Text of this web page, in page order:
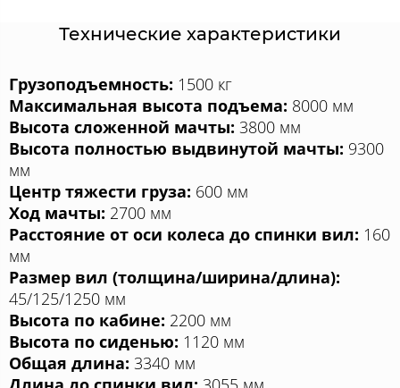
Технические характеристики
Грузоподъемность: 1500 кг
Максимальная высота подъема: 8000 мм
Высота сложенной мачты: 3800 мм
Высота полностью выдвинутой мачты: 9300
мм
Центр тяжести груза: 600 мм
Ход мачты: 2700 мм
Расстояние от оси колеса до спинки вил: 160
мм
Размер вил (толщина/ширина/длина):
45/125/1250 мм
Высота по кабине: 2200 мм
Высота по сиденью: 1120 мм
Общая длина: 3340 мм